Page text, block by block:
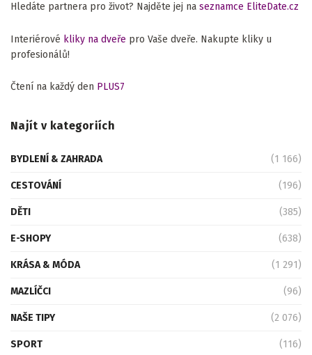
Hledáte partnera pro život? Najděte jej na seznamce EliteDate.cz
Interiérové kliky na dveře pro Vaše dveře. Nakupte kliky u
profesionálů!
Čtení na každý den PLUS7
Najít v kategoriích
BYDLENÍ & ZAHRADA (1 166)
CESTOVÁNÍ (196)
DĚTI (385)
E-SHOPY (638)
KRÁSA & MÓDA (1 291)
MAZLÍČCI (96)
NAŠE TIPY (2 076)
SPORT (116)